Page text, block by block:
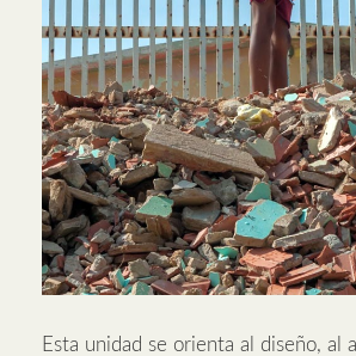
Esta unidad se orienta al diseño, al